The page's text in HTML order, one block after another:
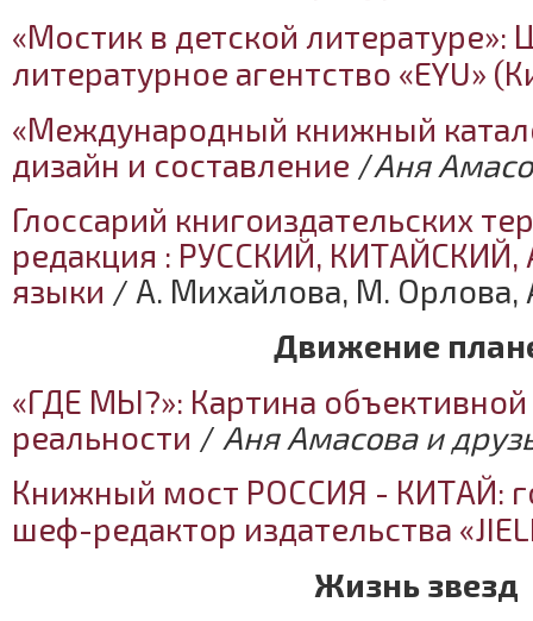
«Мостик в детской литературе»:
литературное агентство «EYU»
«Международный книжный
дизайн и составление /Аня
Глоссарий книгоиздательских
редакция : РУССКИЙ,
языки / А. Михайлова, М. Орлова,
Движение
«ГДЕ МЫ?»: Картина
реальности / Аня Амасова и
Книжный мост РОССИЯ - КИТАЙ:
шеф-редактор издательства
Жизнь звезд